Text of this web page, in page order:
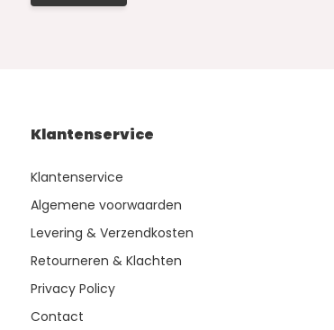
Klantenservice
Klantenservice
Algemene voorwaarden
Levering & Verzendkosten
Retourneren & Klachten
Privacy Policy
Contact